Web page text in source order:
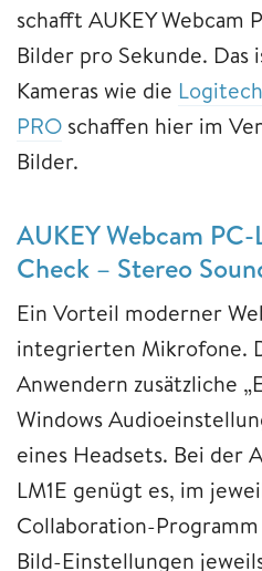
schafft AUKEY Webcam
Bilder pro Sekunde. Das
Kameras wie die
PRO schaffen hier im
Bilder.
AUKEY Webcam PC-
Check – Stereo
Ein Vorteil moderner
integrierten Mikrofone.
Anwendern zusätzliche
Windows
eines Headsets. Bei der
LM1E genügt es, im
Collaboration-
Bild-Einstellungen